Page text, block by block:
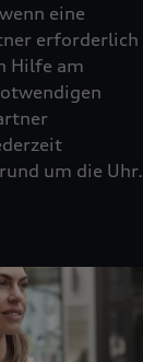
eine
erforderlich
Hilfe am
um die Uhr.